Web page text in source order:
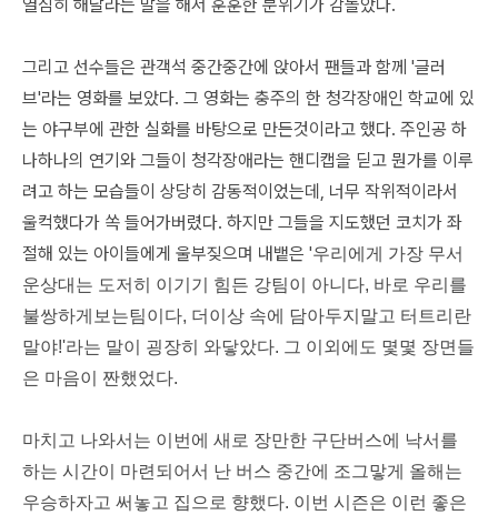
열심히 해달라는 말을 해서 훈훈한 분위기가 감돌았다.
그리고 선수들은 관객석 중간중간에 앉아서 팬들과 함께 '글러
브'라는 영화를 보았다. 그 영화는 충주의 한 청각장애인 학교에 있
는 야구부에 관한 실화를 바탕으로 만든것이라고 했다. 주인공 하
나하나의 연기와 그들이 청각장애라는 핸디캡을 딛고 뭔가를 이루
려고 하는 모습들이 상당히 감동적이었는데, 너무 작위적이라서
울컥했다가 쏙 들어가버렸다. 하지만 그들을 지도했던 코치가 좌
절해 있는 아이들에게 울부짖으며 내뱉은 '우리에게 가장 무서
운상대는 도저히 이기기 힘든 강팀이 아니다, 바로 우리를
불쌍하게보는팀이다, 더이상 속에 담아두지말고 터트리란
말야!'라는 말이 굉장히 와닿았다. 그 이외에도 몇몇 장면들
은 마음이 짠했었다.
마치고 나와서는 이번에 새로 장만한 구단버스에 낙서를
하는 시간이 마련되어서 난 버스 중간에 조그맣게 올해는
우승하자고 써놓고 집으로 향했다. 이번 시즌은 이런 좋은